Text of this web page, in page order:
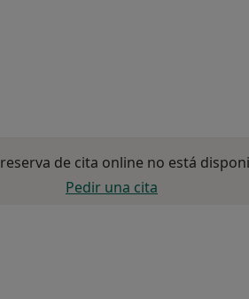
de cita online no está
Pedir una cita